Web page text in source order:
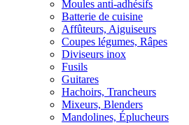
Moules anti-adhésifs
Batterie de cuisine
Affûteurs, Aiguiseurs
Coupes légumes, Râpes
Diviseurs inox
Fusils
Guitares
Hachoirs, Trancheurs
Mixeurs, Blenders
Mandolines, Éplucheurs